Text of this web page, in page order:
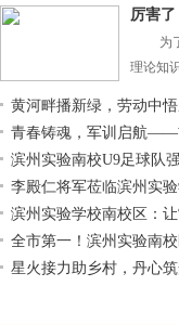
厉害了
为了
理论知
黄河畔播新绿，劳动中
青春铸魂，军训启航——
滨州实验南校U9足球队
李殿仁将军莅临滨州实
滨州实验学校南校区：
全市第一！滨州实验南
星火接力助乡村，丹心